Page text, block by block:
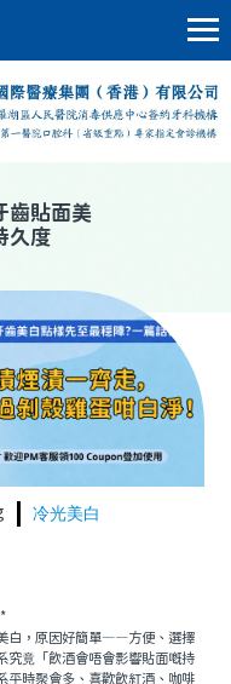
齒貼面美
久度
冷光美白
白，原因好簡單——方便、選擇
究竟「飲酒會唔會影響貼面嘅持
平時聚會多、喜歡飲紅酒、咖啡